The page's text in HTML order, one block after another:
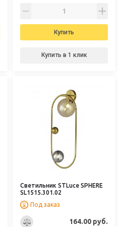
Купить
Купить в 1 клик
Светильник STLuce SPHERE
SL1515.301.02
Под заказ
164.00 руб.